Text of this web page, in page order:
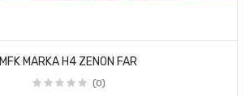
MFK MARKA H4 ZENON FAR
(0)